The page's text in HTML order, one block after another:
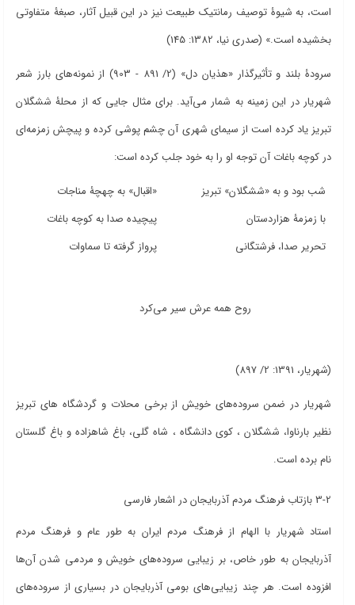
است، به شیوۀ توصیف رمانتیک طبیعت نیز در این قبیل آثار، صبغۀ متفاوتی
بخشیده است.» (صدری نیا، 1382: 145)
سرودۀ بلند و تأثیرگذار «هذیان دل» (2/ 891 - 903) از نمونه‌های بارز شعر
شهریار در این زمینه به شمار می‌آید. برای مثال جایی که از محلۀ ششگلان
تبریز یاد کرده است از سیمای شهری آن چشم پوشی کرده و پیچش زمزمه‌ای
در کوچه باغات آن توجه او را به خود جلب کرده است:
شب بود و به «ششگلان» تبریز
با زمزمۀ هزاردستان
تحریر صدا، فرشتگانی
«اقبال» به چهچۀ مناجات
پیچیده صدا به کوچه باغات
پرواز گرفته تا سماوات
روح همه عرش سیر می‌کرد
(شهریار، 1391: 2/ 897)
شهریار در ضمن سروده‌های خویش از برخی محلات و گردشگاه های تبریز
نظیر بارناوا، ششگلان ، کوی دانشگاه ، شاه گلی، باغ شاهزاده و باغ گلستان
نام برده است.
3-2 بازتاب فرهنگ مردم آذربایجان در اشعار فارسی
استاد شهریار با الهام از فرهنگ مردم ایران به طور عام و فرهنگ مردم
آذربایجان به طور خاص، بر زیبایی سروده‌های خویش و مردمی شدن آن‌ها
افزوده است. هر چند زیبایی‌های بومی آذربایجان در بسیاری از سروده‌های